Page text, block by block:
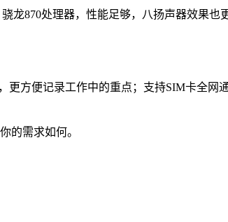
龙870处理器，性能足够，八扬声器效果也
更方便记录工作中的重点；支持SIM卡全网
的需求如何。